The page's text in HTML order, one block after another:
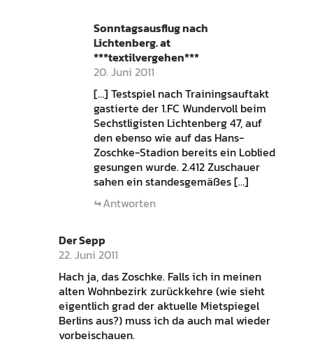
Sonntagsausflug nach
Lichtenberg. at
***textilvergehen***
20. Juni 2011
[…] Testspiel nach Trainingsauftakt
gastierte der 1.FC Wundervoll beim
Sechstligisten Lichtenberg 47, auf
den ebenso wie auf das Hans-
Zoschke-Stadion bereits ein Loblied
gesungen wurde. 2.412 Zuschauer
sahen ein standesgemäßes […]
Antworten
Der Sepp
22. Juni 2011
Hach ja, das Zoschke. Falls ich in meinen
alten Wohnbezirk zurückkehre (wie sieht
eigentlich grad der aktuelle Mietspiegel
Berlins aus?) muss ich da auch mal wieder
vorbeischauen.